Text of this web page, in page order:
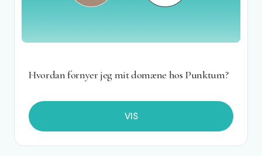
Hvordan fornyer jeg mit domæne hos Punktum?
VIS